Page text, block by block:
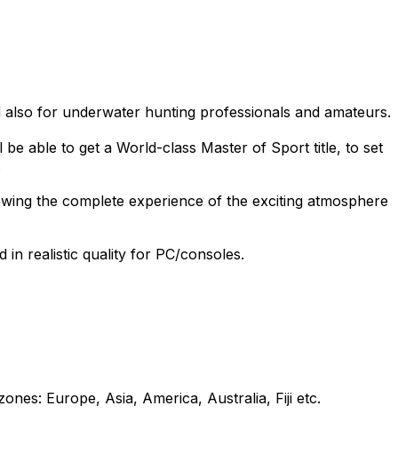
for underwater hunting professionals and amateurs.
able to get a World-class Master of Sport title, to set
the complete experience of the exciting atmosphere
in realistic quality for PC/consoles.
Europe, Asia, America, Australia, Fiji etc.